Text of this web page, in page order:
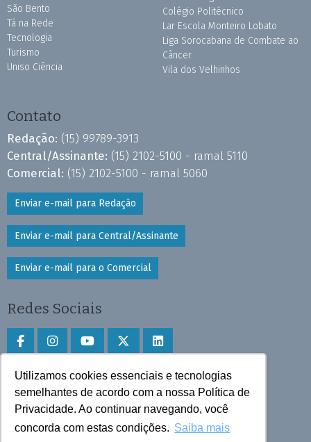
Utilizamos cookies essenciais e tecnologias
semelhantes de acordo com a nossa Política de
Privacidade. Ao continuar navegando, você
concorda com estas condições. Saiba mais
São Bento
Tá na Rede
Tecnologia
Turismo
Uniso Ciência
Colégio Politécnico
Lar Escola Monteiro Lobato
Liga Sorocabana de Combate ao
Câncer
Vila dos Velhinhos
Contato
Redação: (15) 99789-3913
Central/Assinante: (15) 2102-5100 - ramal 5110
Comercial: (15) 2102-5100 - ramal 5060
Enviar e-mail para Redação
Enviar e-mail para Central/Assinante
Enviar e-mail para o Comercial
Redes Sociais
Faça download do aplicativo
Play Store e App Store